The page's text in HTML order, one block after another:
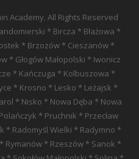
Academy. All Rights Reserved
* Bircza * Błażowa *
* Brzozów * Cieszanów *
* Głogów Małopolski * Iwonicz
* Kańczuga * Kolbuszowa *
* Krosno * Lesko * Leżajsk *
* Nisko * Nowa Dęba * Nowa
* Pruchnik * Przecław
* Radomyśl Wielki * Radymno *
Rymanów * Rzeszów * Sanok *